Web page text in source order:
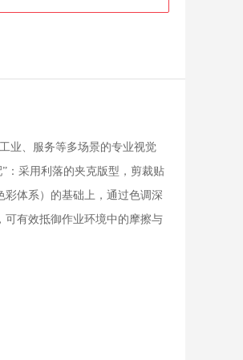
业、服务等多场景的专业视觉
：采用利落的夹克版型，剪裁贴
体系）的基础上，通过色调深
可有效抵御作业环境中的摩擦与